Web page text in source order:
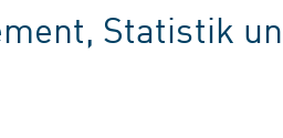
Statistik